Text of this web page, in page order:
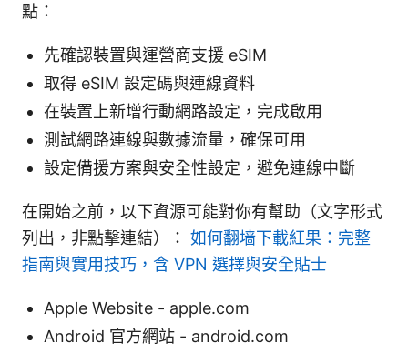
點：
先確認裝置與運營商支援 eSIM
取得 eSIM 設定碼與連線資料
在裝置上新增行動網路設定，完成啟用
測試網路連線與數據流量，確保可用
設定備援方案與安全性設定，避免連線中斷
在開始之前，以下資源可能對你有幫助（文字形式
列出，非點擊連結）： 如何翻墙下載紅果：完整
指南與實用技巧，含 VPN 選擇與安全貼士
Apple Website - apple.com
Android 官方網站 - android.com